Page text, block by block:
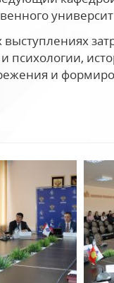
психологии,
и